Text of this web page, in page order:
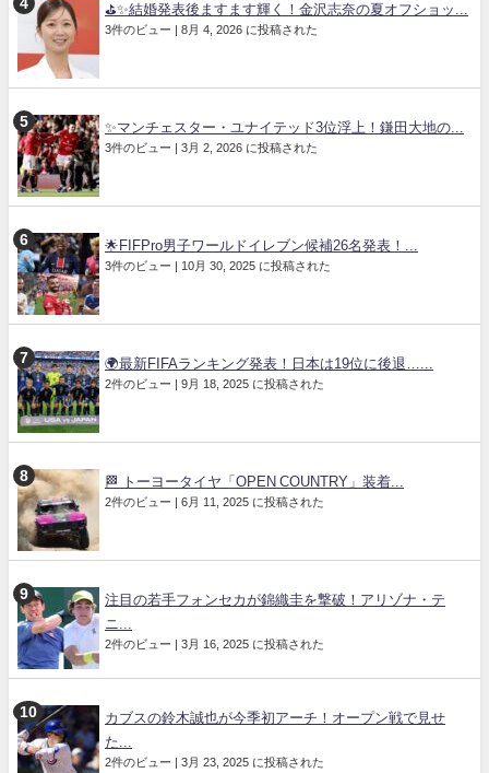
⛳✨結婚発表後ますます輝く！金沢志奈の夏オフショッ...
3件のビュー | 8月 4, 2026 に投稿された
✨マンチェスター・ユナイテッド3位浮上！鎌田大地の...
3件のビュー | 3月 2, 2026 に投稿された
🌟FIFPro男子ワールドイレブン候補26名発表！...
3件のビュー | 10月 30, 2025 に投稿された
🌍最新FIFAランキング発表！日本は19位に後退…...
2件のビュー | 9月 18, 2025 に投稿された
🏁 トーヨータイヤ「OPEN COUNTRY」装着...
2件のビュー | 6月 11, 2025 に投稿された
注目の若手フォンセカが錦織圭を撃破！アリゾナ・テ
ニ...
2件のビュー | 3月 16, 2025 に投稿された
カブスの鈴木誠也が今季初アーチ！オープン戦で見せ
た...
2件のビュー | 3月 23, 2025 に投稿された